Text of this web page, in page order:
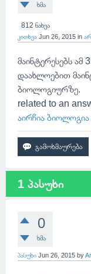
ხმა
812 ნახვა
კითხვა Jun 26, 2015 in
მაინტერესებს ამ
დაახლოებით
ბიოლოგიურზე.
related to an
აირჩია
1 პასუხი
0
ხმა
პასუხი Jun 26, 2015 by